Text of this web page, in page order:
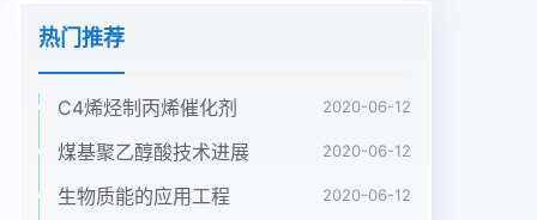
值,低通常称为钠差。消除钠差的方法有使用特制的
0~4℃,并在采样后6h之内测定。25玻璃电极的因此
PH值的准确测定具有十分重要的意义。低钠差电极
或用PH值近似的标液对仪器进行校使用玻璃电极能
度。温度影响水质PH值的测定,控制措的测定,因此在
热门推荐
C4烯烃制丙烯催化剂 2020-06-12
煤基聚乙醇酸技术进展 2020-06-12
生物质能的应用工程 2020-06-12